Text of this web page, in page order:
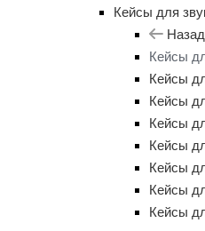
Кейсы для
Назад
Кейсы
Кейсы
Кейсы
Кейсы
Кейсы
Кейсы
Кейсы
Кейсы